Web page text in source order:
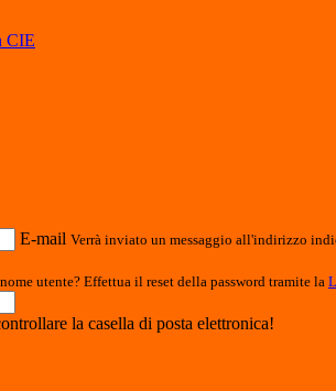
CIE
E-mail Verrà inviato un messaggio all'indirizzo
utente? Effettua il reset della password tramite la
la casella di posta elettronica!